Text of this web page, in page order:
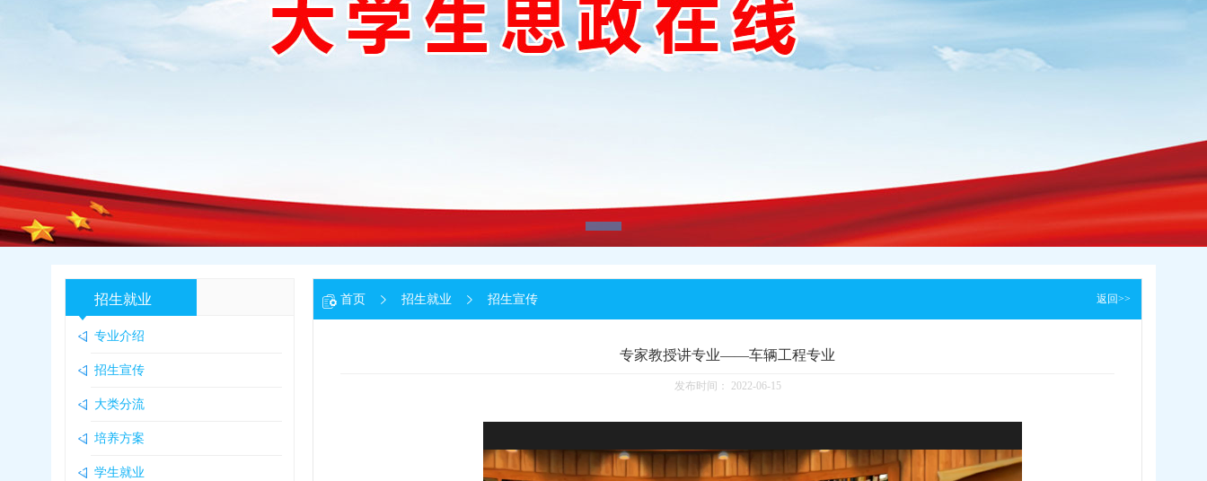
招生就业
专业介绍
招生宣传
大类分流
培养方案
学生就业
首页 招生就业 招生宣传 返回>>
专家教授讲专业——车辆工程专业
发布时间： 2022-06-15